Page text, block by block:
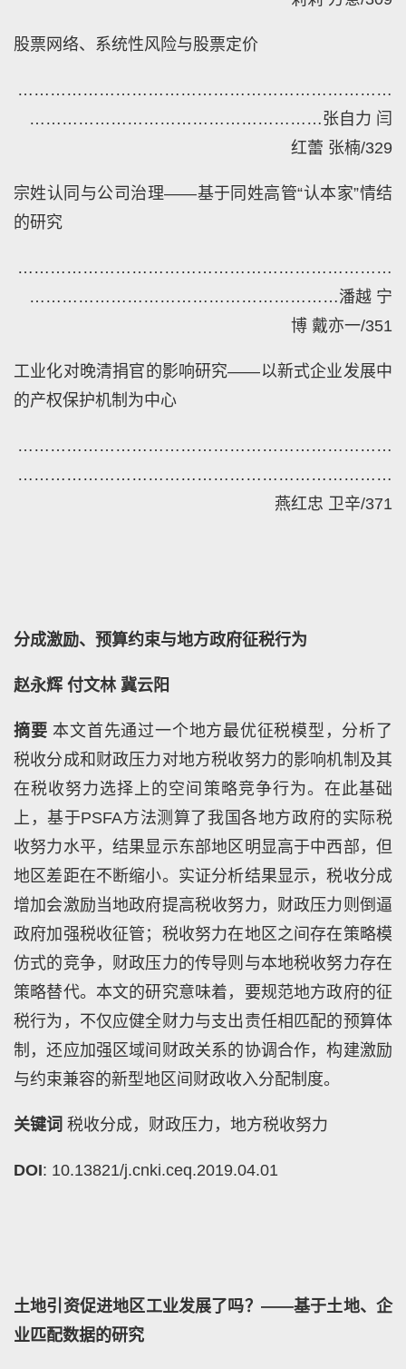
股票网络、系统性风险与股票定价
……………………………………………………………
………………………………………………张自力 闫
红蕾 张楠/329
宗姓认同与公司治理——基于同姓高管“认本家”情结
的研究
……………………………………………………………
…………………………………………………潘越 宁
博 戴亦一/351
工业化对晚清捐官的影响研究——以新式企业发展中
的产权保护机制为中心
……………………………………………………………
……………………………………………………………
燕红忠 卫辛/371
分成激励、预算约束与地方政府征税行为
赵永辉 付文林 冀云阳
摘要 本文首先通过一个地方最优征税模型，分析了
税收分成和财政压力对地方税收努力的影响机制及其
在税收努力选择上的空间策略竞争行为。在此基础
上，基于PSFA方法测算了我国各地方政府的实际税
收努力水平，结果显示东部地区明显高于中西部，但
地区差距在不断缩小。实证分析结果显示，税收分成
增加会激励当地政府提高税收努力，财政压力则倒逼
政府加强税收征管；税收努力在地区之间存在策略模
仿式的竞争，财政压力的传导则与本地税收努力存在
策略替代。本文的研究意味着，要规范地方政府的征
税行为，不仅应健全财力与支出责任相匹配的预算体
制，还应加强区域间财政关系的协调合作，构建激励
与约束兼容的新型地区间财政收入分配制度。
关键词 税收分成，财政压力，地方税收努力
DOI: 10.13821/j.cnki.ceq.2019.04.01
土地引资促进地区工业发展了吗？——基于土地、企
业匹配数据的研究